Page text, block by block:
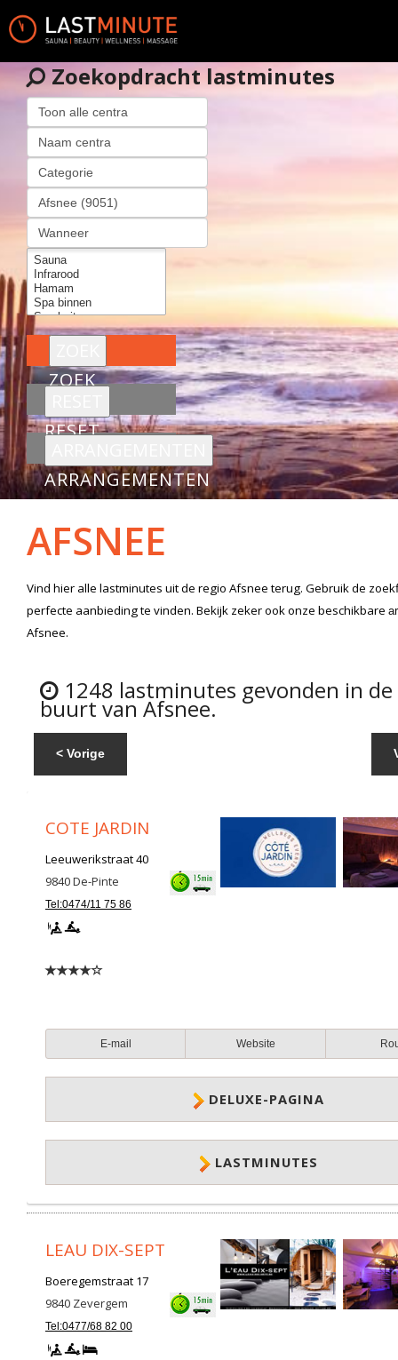
Zoekopdracht lastminutes
ZOEK
RESET
ARRANGEMENTEN
AFSNEE
Vind hier alle lastminutes uit de regio Afsneeterug. Gebruik de
perfecte aanbieding te vinden. Bekijk zeker ook onze beschikbare
Afsnee.
1248 lastminutes gevonden in de
buurt van Afsnee.
< Vorige
COTE JARDIN
Leeuwerikstraat 40
9840De-Pinte
Tel:0474/11 75 86
E-mail Website
DELUXE-PAGINA
LASTMINUTES
LEAU DIX-SEPT
Boeregemstraat 17
9840 Zevergem
Tel:0477/68 82 00